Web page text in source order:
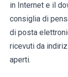
in Internet e il
consiglia di
di posta
ricevuti da
aperti.